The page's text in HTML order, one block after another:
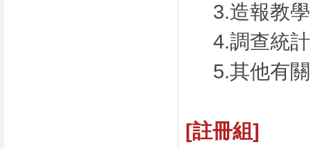
3.造報教
4.調查統
5.其他有
[註冊組]